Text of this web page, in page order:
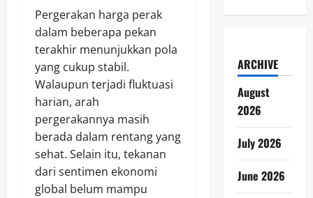
Pergerakan harga perak
dalam beberapa pekan
terakhir menunjukkan pola
yang cukup stabil.
Walaupun terjadi fluktuasi
harian, arah
pergerakannya masih
berada dalam rentang yang
sehat. Selain itu, tekanan
dari sentimen ekonomi
global belum mampu
ARCHIVE
August
2026
July 2026
June 2026